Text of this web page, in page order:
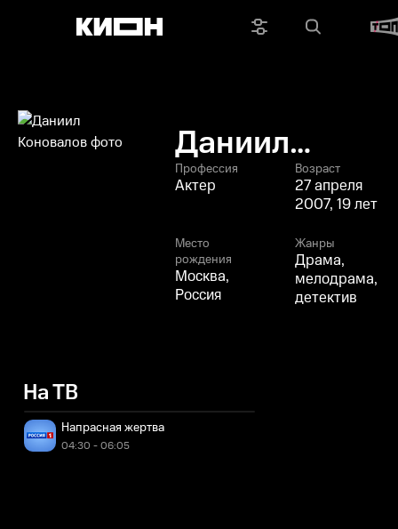
Даниил
Коновалов
Профессия
Актер
Возраст
27 апреля
2007, 19 лет
Место
рождения
Москва,
Россия
Жанры
Драма,
мелодрама,
детектив
На ТВ
Напрасная жертва
04:30 - 06:05